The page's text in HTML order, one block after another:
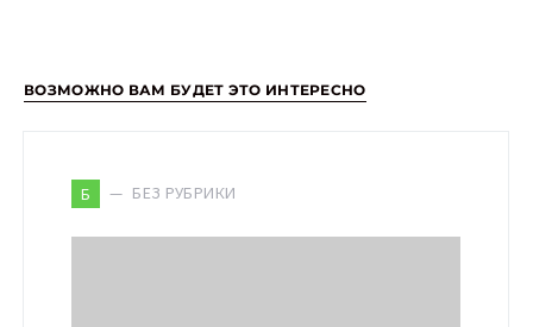
ВОЗМОЖНО ВАМ БУДЕТ ЭТО ИНТЕРЕСНО
Б БЕЗ РУБРИКИ